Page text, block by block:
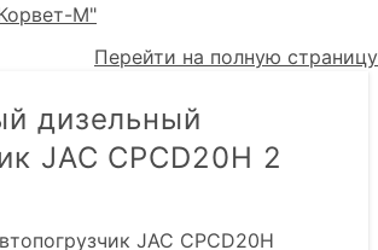
М"
Перейти на полную страницу
дизельный
JAC CPCD20H 2
JAC CPCD20H